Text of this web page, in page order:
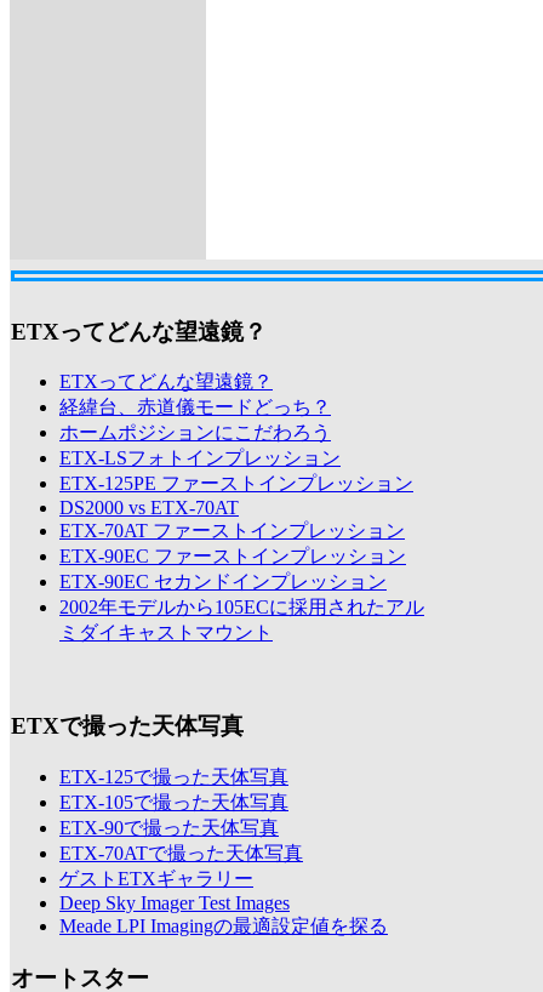
ETXってどんな望遠鏡？
ETXってどんな望遠鏡？
経緯台、赤道儀モードどっち？
ホームポジションにこだわろう
ETX-LSフォトインプレッション
ETX-125PE ファーストインプレッション
DS2000 vs ETX-70AT
ETX-70AT ファーストインプレッション
ETX-90EC ファーストインプレッション
ETX-90EC セカンドインプレッション
2002年モデルから105ECに採用されたアル
ミダイキャストマウント
ETXで撮った天体写真
ETX-125で撮った天体写真
ETX-105で撮った天体写真
ETX-90で撮った天体写真
ETX-70ATで撮った天体写真
ゲストETXギャラリー
Deep Sky Imager Test Images
Meade LPI Imagingの最適設定値を探る
オートスター